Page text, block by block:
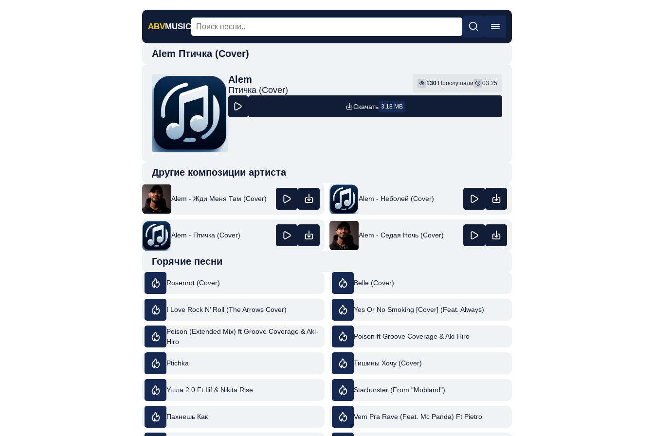
ABVMUSIC
Alem Птичка (Cover)
Alem
Птичка (Cover)
130 Прослушали 03:25
Скачать 3.18 MB
Другие композиции артиста
Alem - Жди Меня Там (Cover) Alem - Неболей (Cover)
Alem - Птичка (Cover) Alem - Седая Ночь (Cover)
Горячие песни
Rosenrot (Cover) Belle (Cover)
I Love Rock N’ Roll (The Arrows Cover) Yes Or No Smoking [Cover] (Feat. Always)
Poison (Extended Mix) ft Groove Coverage & Aki-
Hiro
Poison ft Groove Coverage & Aki-Hiro
Ptichka Тишины Хочу (Cover)
Ушла 2.0 Ft Ilif & Nikita Rise Starburster (From "Mobland")
Пахнешь Как Vem Pra Rave (Feat. Mc Panda) Ft Pietro